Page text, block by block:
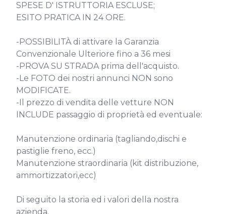
SPESE D' ISTRUTTORIA ESCLUSE;
ESITO PRATICA IN 24 ORE.
-POSSIBILITÀ di attivare la Garanzia
Convenzionale Ulteriore fino a 36 mesi
-PROVA SU STRADA prima dell'acquisto.
-Le FOTO dei nostri annunci NON sono
MODIFICATE.
-Il prezzo di vendita delle vetture NON
INCLUDE passaggio di proprietà ed eventuale:
Manutenzione ordinaria (tagliando,dischi e
pastiglie freno, ecc.)
Manutenzione straordinaria (kit distribuzione,
ammortizzatori,ecc)
Di seguito la storia ed i valori della nostra
azienda.